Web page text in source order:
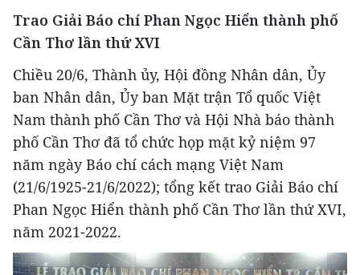
Trao Giải Báo chí Phan Ngọc Hiển thành phố
Cần Thơ lần thứ XVI
Chiều 20/6, Thành ủy, Hội đồng Nhân dân, Ủy
ban Nhân dân, Ủy ban Mặt trận Tổ quốc Việt
Nam thành phố Cần Thơ và Hội Nhà báo thành
phố Cần Thơ đã tổ chức họp mặt kỷ niệm 97
năm ngày Báo chí cách mạng Việt Nam
(21/6/1925-21/6/2022); tổng kết trao Giải Báo chí
Phan Ngọc Hiển thành phố Cần Thơ lần thứ XVI,
năm 2021-2022.